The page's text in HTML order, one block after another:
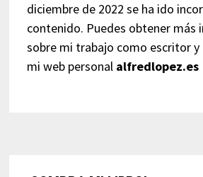
diciembre de 2022 se ha ido
contenido. Puedes obtener más
sobre mi trabajo como escritor y
mi web personal alfredlopez.es